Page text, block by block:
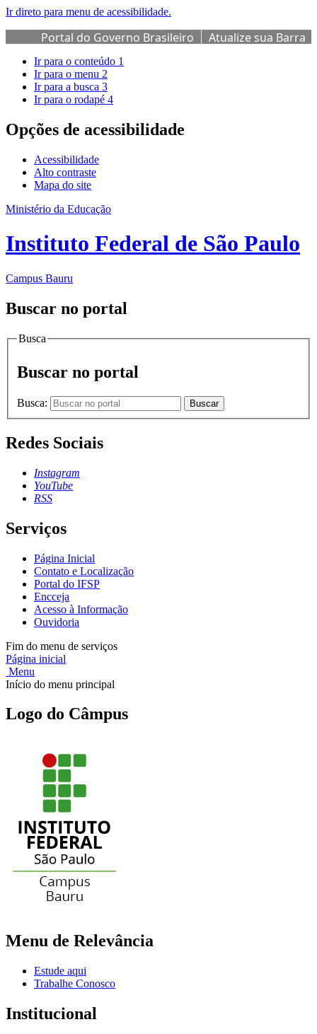
Ir direto para menu de acessibilidade.
Portal do Governo Brasileiro
Atualize sua Barra
de Governo
Ir para o conteúdo 1
Ir para o menu 2
Ir para a busca 3
Ir para o rodapé 4
Opções de acessibilidade
Acessibilidade
Alto contraste
Mapa do site
Ministério da Educação
Instituto Federal de São Paulo
Campus Bauru
Buscar no portal
Busca
Buscar no portal
Busca: Buscar
Redes Sociais
Instagram
YouTube
RSS
Serviços
Página Inicial
Contato e Localização
Portal do IFSP
Encceja
Acesso à Informação
Ouvidoria
Fim do menu de serviços
Página inicial
Menu
Início do menu principal
Logo do Câmpus
Menu de Relevância
Estude aqui
Trabalhe Conosco
Institucional